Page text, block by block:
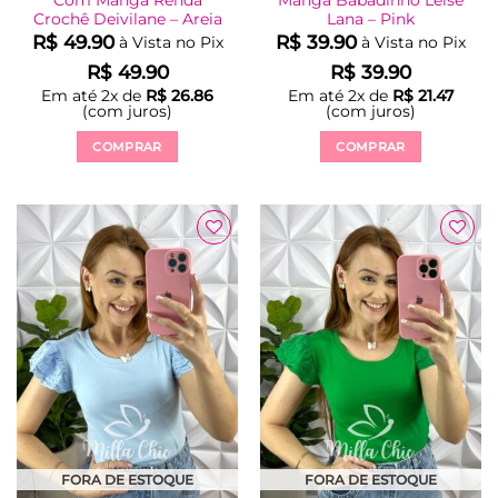
Crochê Deivilane – Areia
R$49.90 à Vista no Pix
R$49.90
Em até 2x de R$ 26.86
(com juros)
COMPRAR
tem
várias
variantes.
As
opções
podem
ser
escolhidas
na
página
do
produto
Lana – Pink
R$ 39.90 à Vista no Pix
R$ 39.90
Em até 2x de R$ 21.47
(com juros)
COMPRAR
tem
várias
variantes.
As
opções
podem
ser
escolhidas
na
página
do
produto
Adicionar
à Lista
FORA DE ESTOQUE
Adicionar
à Lista
FORA DE ESTOQUE